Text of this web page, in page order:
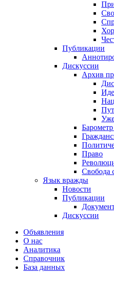
Публикации
Дискуссии
Архив
Право
Свобода
Язык вражды
Новости
Публикации
Дискуссии
Объявления
О нас
Аналитика
Справочник
База данных